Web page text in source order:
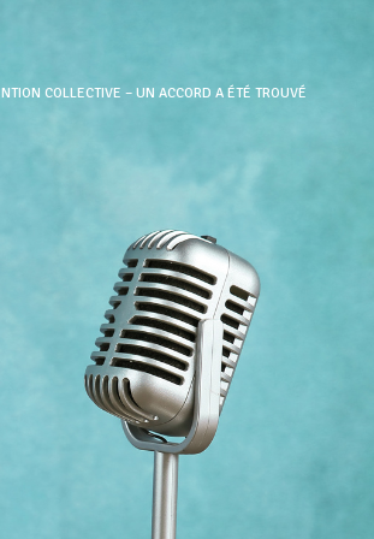
COLLECTIVE – UN ACCORD A ÉTÉ TROUVÉ